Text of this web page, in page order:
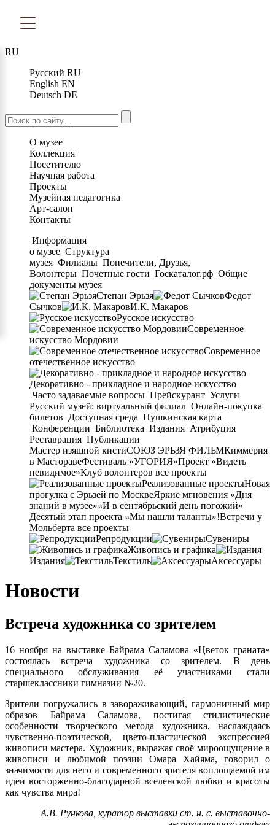
RU
Русский RU
English EN
Deutsch DE
О музее
Коллекция
Посетителю
Научная работа
Проекты
Музейная педагогика
Арт-салон
Контакты
Информация
о музее Структура
музея Филиалы Попечители, Друзья,
Волонтеры Почетные гости Госкаталог.рф Общие
документы музея
Степан Эрьзя
Федот
Сычков
И.К. Макаров
Русское искусство
Современное
искусство Мордовии
Современное
отечественное искусство
Декоративно - прикладное и народное искусство
Часто задаваемые вопросы Прейскурант Услуги
Русский музей: виртуальный филиал Онлайн-покупка
билетов Доступная среда Пушкинская карта
Конференции Библиотека Издания Атрибуция
Реставрация Публикации
Мастер изящной кистиСОЮЗ ЭРЬЗЯ ФИЛЬМКиммерия
в МасторавеФестиваль «УГОРИЯ»Проект «Видеть
невидимое»Клуб волонтеров все проекты
Реализованные проектыНовая
прогулка с Эрьзей по МосквеЯркие мгновения «Дня
знаний в музее»«И в сентябрьский день погожий»
Десятый этап проекта «Мы нашли таланты»!Встречи у
Мольберта все проекты
Репродукции
Сувениры
Живопись и графика
Издания
Текстиль Аксессуары
Новости
Встреча художника со зрителем
16 ноября на выставке Байрама Саламова «Цветок граната»
состоялась встреча художника со зрителем. В день
специального обслуживания её участниками стали
старшеклассники гимназии №20.
Зрители погружались в завораживающий, гармоничный мир
образов Байрама Саламова, постигая стилистические
особенности творческого метода художника, наслаждаясь
чувственно-поэтической, цвето-пластической экспрессией
живописи мастера. Художник, выражая своё мироощущение в
живописи и любимой поэзии Омара Хайяма, говорил о
значимости для него и современного зрителя воплощаемой им
идеи восторженно-благодарной вселенской любви и красоты
как чувства мира!
А.В. Рункова, куратор выставки ст. н. с. выставочно-